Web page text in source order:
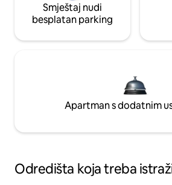
Smještaj nudi
besplatan parking
Apartman s dodatnim
Odredišta koja treba